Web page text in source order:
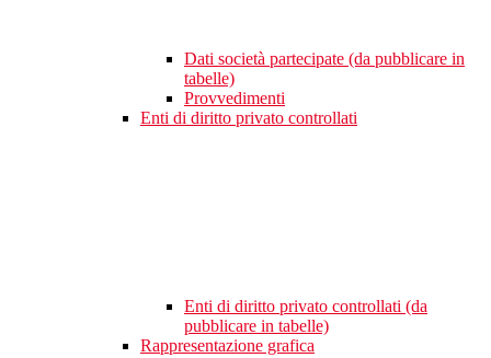
Dati società partecipate (da pubblicare in
tabelle)
Provvedimenti
Enti di diritto privato controllati
Enti di diritto privato controllati (da
pubblicare in tabelle)
Rappresentazione grafica